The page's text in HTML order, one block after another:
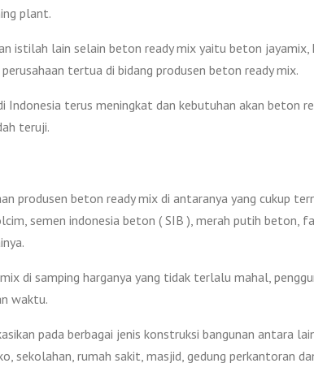
plant.
istilah lain selain beton ready mix yaitu beton jayamix,
tertua di bidang produsen beton ready mix.
Indonesia terus meningkat dan kebutuhan akan beton
teruji.
produsen beton ready mix di antaranya yang cukup
semen indonesia beton ( SIB ), merah putih beton,
di samping harganya yang tidak terlalu mahal,
waktu.
pada berbagai jenis konstruksi bangunan antara
sekolahan, rumah sakit, masjid, gedung perkantoran